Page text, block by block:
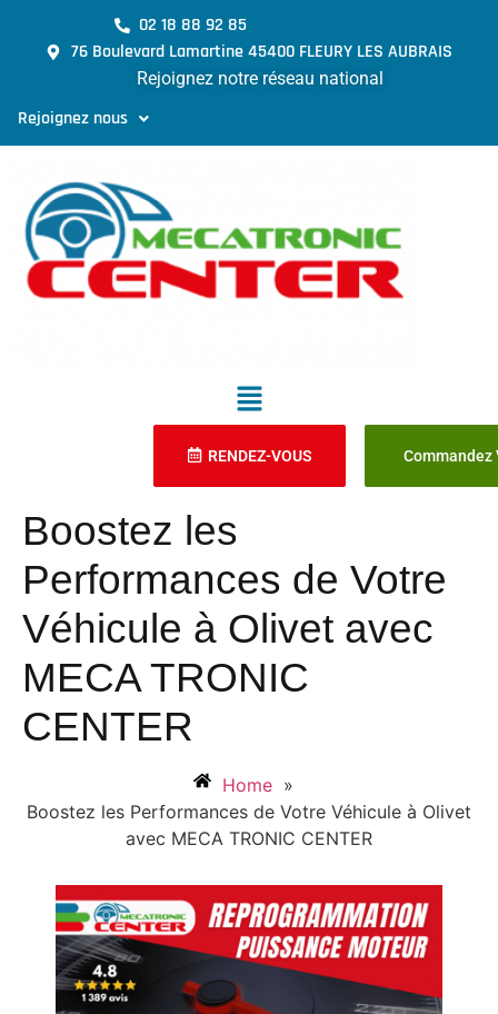
02 18 88 92 85
76 Boulevard Lamartine 45400 FLEURY LES AUBRAIS
Rejoignez notre réseau national
Rejoignez nous
RENDEZ-VOUS Commandez
Boostez les
Performances de Votre
Véhicule à Olivet avec
MECA TRONIC
CENTER
Home »
Boostez les Performances de Votre Véhicule à Olivet
avec MECA TRONIC CENTER